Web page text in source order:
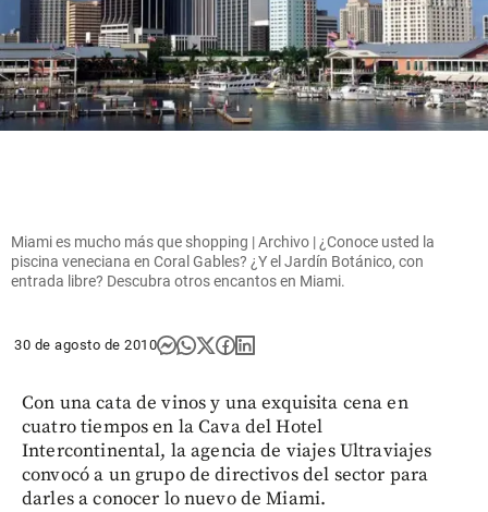
Miami es mucho más que shopping | Archivo | ¿Conoce usted la
piscina veneciana en Coral Gables? ¿Y el Jardín Botánico, con
entrada libre? Descubra otros encantos en Miami.
30 de agosto de 2010
Con una cata de vinos y una exquisita cena en
cuatro tiempos en la Cava del Hotel
Intercontinental, la agencia de viajes Ultraviajes
convocó a un grupo de directivos del sector para
darles a conocer lo nuevo de Miami.